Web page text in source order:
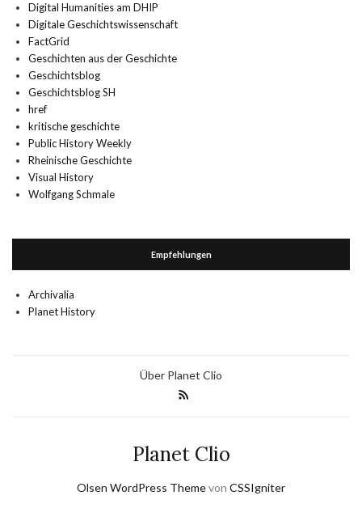
Digital Humanities am DHIP
Digitale Geschichtswissenschaft
FactGrid
Geschichten aus der Geschichte
Geschichtsblog
Geschichtsblog SH
href
kritische geschichte
Public History Weekly
Rheinische Geschichte
Visual History
Wolfgang Schmale
Empfehlungen
Archivalia
Planet History
Über Planet Clio
Planet Clio
Olsen WordPress Themevon CSSIgniter